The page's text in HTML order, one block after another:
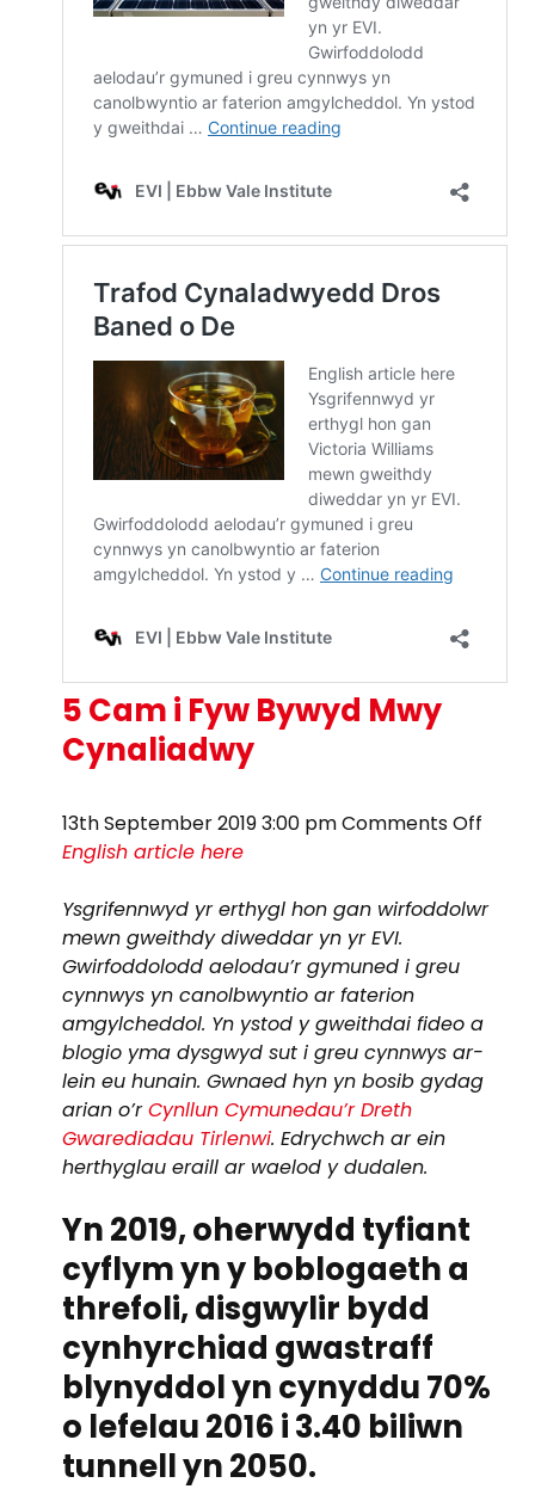
5 Cam i Fyw Bywyd Mwy
Cynaliadwy
13th September 2019 3:00 pmComments Off
i
English article here
Ysgrifennwyd yr erthygl hon gan wirfoddolwr
mewn gweithdy diweddar yn yr EVI.
Gwirfoddolodd aelodau’r gymuned i greu
cynnwys yn canolbwyntio ar faterion
amgylcheddol. Yn ystod y gweithdai fideo a
blogio yma dysgwyd sut i greu cynnwys ar-
lein eu hunain. Gwnaed hyn yn bosib gydag
arian o’rCynllun Cymunedau’r Dreth
Gwarediadau Tirlenwi. Edrychwch ar ein
herthyglau eraill ar waelod y dudalen.
Yn 2019, oherwydd tyfiant
cyflym yn y boblogaeth a
threfoli, disgwylir bydd
cynhyrchiad gwastraff
blynyddol yn cynyddu 70%
o lefelau 2016 i 3.40 biliwn
tunnell yn 2050.